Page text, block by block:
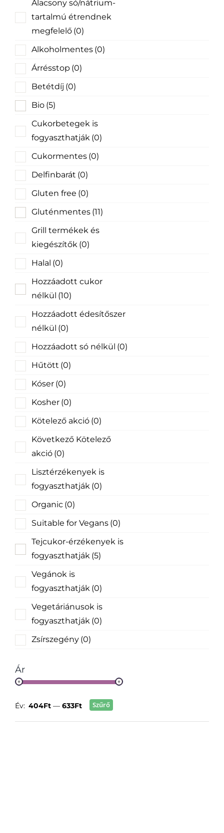
Alacsony só/nátrium-
tartalmú étrendnek
megfelelő (0)
Alkoholmentes (0)
Árrésstop (0)
Betétdíj (0)
Bio (5)
Cukorbetegek is
fogyaszthatják (0)
Cukormentes (0)
Delfinbarát (0)
Gluten free (0)
Gluténmentes (11)
Grill termékek és
kiegészítők (0)
Halal (0)
Hozzáadott cukor
nélkül (10)
Hozzáadott édesítőszer
nélkül (0)
Hozzáadott só nélkül (0)
Hűtött (0)
Kóser (0)
Kosher (0)
Kötelező akció (0)
Következő Kötelező
akció (0)
Lisztérzékenyek is
fogyaszthatják (0)
Organic (0)
Suitable for Vegans (0)
Tejcukor-érzékenyek is
fogyaszthatják (5)
Vegánok is
fogyaszthatják (0)
Vegetáriánusok is
fogyaszthatják (0)
Zsírszegény (0)
Ár
Szűrő
Év: 404Ft — 633Ft